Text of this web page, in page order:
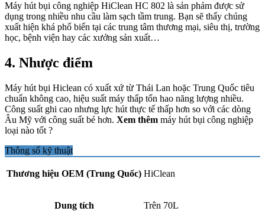
Máy hút bụi công nghiệp HiClean HC 802 là sản phảm được sử
dụng trong nhiều nhu cầu làm sạch tầm trung. Bạn sẽ thấy chúng
xuất hiện khá phổ biến tại các trung tâm thương mại, siêu thị, trường
học, bệnh viện hay các xưởng sản xuất…
4. Nhược điểm
Máy hút bụi Hiclean có xuất xứ từ Thái Lan hoặc Trung Quốc tiêu
chuẩn không cao, hiệu suất máy thấp tổn hao năng lượng nhiều.
Công suất ghi cao nhưng lực hút thực tế thấp hơn so với các dòng
Âu Mỹ với công suất bé hơn. Xem thêm máy hút bụi công nghiệp
loại nào tốt ?
Thông số kỹ thuật
Thương hiệu OEM (Trung Quốc) HiClean
Dung tích Trên 70L